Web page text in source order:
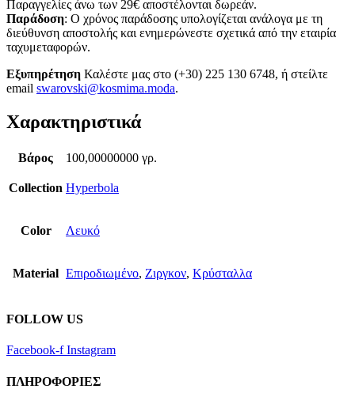
Παραγγελίες άνω των 29€ αποστέλονται δωρεάν.
Παράδοση: Ο χρόνος παράδοσης υπολογίζεται ανάλογα με τη
διεύθυνση αποστολής και ενημερώνεστε σχετικά από την εταιρία
ταχυμεταφορών.
Εξυπηρέτηση Καλέστε μας στο (+30) 225 130 6748, ή στείλτε
email swarovski@kosmima.moda.
Χαρακτηριστικά
Βάρος 100,00000000 γρ.
Collection Hyperbola
Color Λευκό
Material Επιροδιωμένο, Ζιργκον, Κρύσταλλα
FOLLOW US
Facebook-f Instagram
ΠΛΗΡΟΦΟΡΙΕΣ